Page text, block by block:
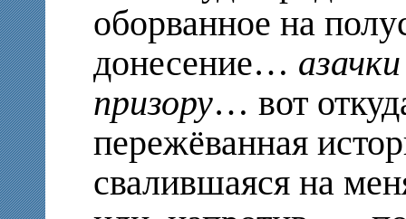
оборванное на
донесение…
призору… вот
пережёванная
свалившаяся на